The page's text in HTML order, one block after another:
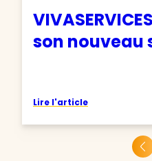
son nouveau
Lire l'article